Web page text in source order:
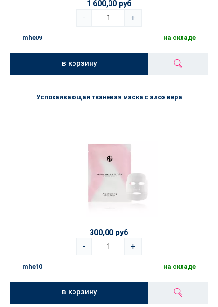
1 600,00 руб
-
+
mhe09 на складе
в корзину
Успокаивающая тканевая маска с алоэ вера
300,00 руб
-
+
mhe10 на складе
в корзину